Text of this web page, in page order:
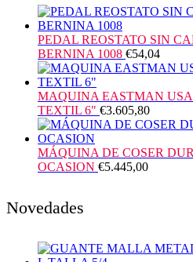
PEDAL REOSTATO SIN
BERNINA 1008 €54,04
MAQUINA EASTMAN
TEXTIL 6" €3.605,80
MÁQUINA DE COSER
OCASION €5.445,00
Novedades